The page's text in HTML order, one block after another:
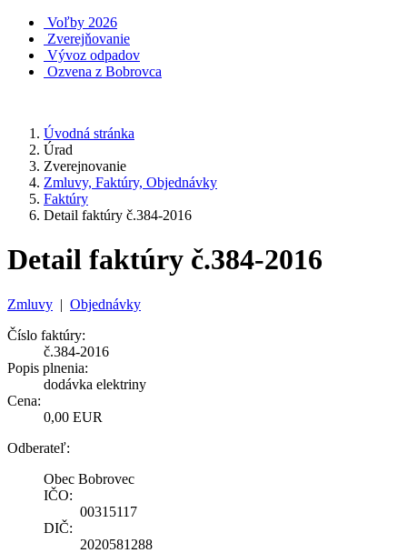
Voľby 2026
Zverejňovanie
Vývoz odpadov
Ozvena z Bobrovca
Úvodná stránka
Úrad
Zverejnovanie
Zmluvy, Faktúry, Objednávky
Faktúry
Detail faktúry č.384-2016
Detail faktúry č.384-2016
Zmluvy | Objednávky
Číslo faktúry:
č.384-2016
Popis plnenia:
dodávka elektriny
Cena:
0,00 EUR
Odberateľ:
Obec Bobrovec
IČO:
00315117
DIČ:
2020581288